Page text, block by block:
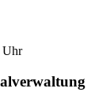
Uhr